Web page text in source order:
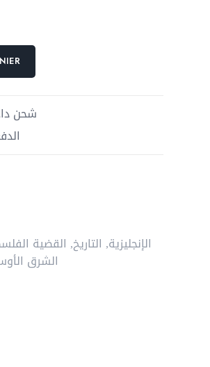
شحن داخل
الإنجليزية, التاريخ, القضية
الشرق